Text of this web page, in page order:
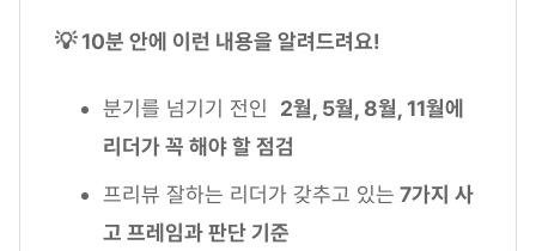
💡 10분 안에 이런 내용을 알려드려요!
분기를 넘기기 전인 2월, 5월, 8월, 11월에
리더가 꼭 해야 할 점검
프리뷰 잘하는 리더가 갖추고 있는 7가지 사
고 프레임과 판단 기준